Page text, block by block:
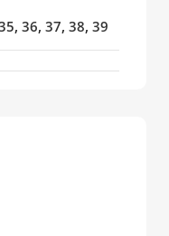
, 36, 37, 38, 39